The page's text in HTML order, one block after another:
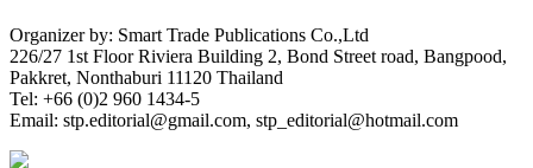
Organizer by: Smart Trade Publications Co.,Ltd
226/27 1st Floor Riviera Building 2, Bond Street road, Bangpood,
Pakkret, Nonthaburi 11120 Thailand
Tel: +66 (0)2 960 1434-5
Email: stp.editorial@gmail.com, stp_editorial@hotmail.com